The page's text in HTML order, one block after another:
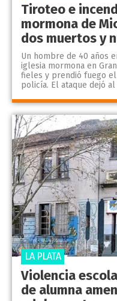
Tiroteo e
mormona de
dos muertos y
Un hombre de 40 años
iglesia mormona en
fieles y prendió fuego
policía. El ataque dejó al
Violencia
de alumna
LA PLATA